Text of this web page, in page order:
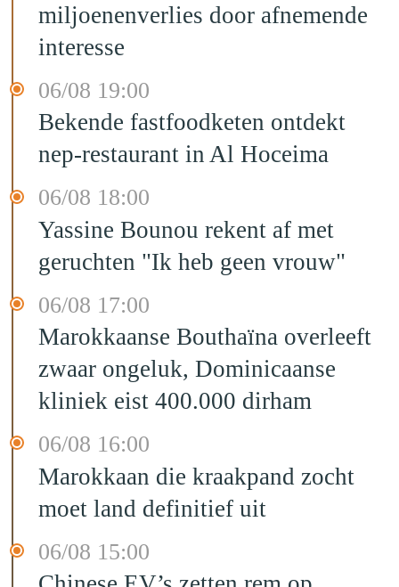
miljoenenverlies door afnemende
interesse
06/08 19:00
Bekende fastfoodketen ontdekt
nep-restaurant in Al Hoceima
06/08 18:00
Yassine Bounou rekent af met
geruchten "Ik heb geen vrouw"
06/08 17:00
Marokkaanse Bouthaïna overleeft
zwaar ongeluk, Dominicaanse
kliniek eist 400.000 dirham
06/08 16:00
Marokkaan die kraakpand zocht
moet land definitief uit
06/08 15:00